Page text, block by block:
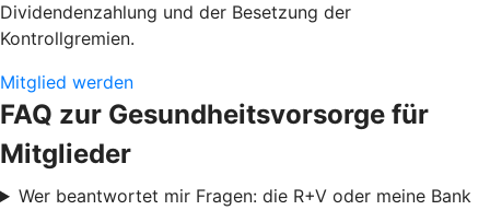
Dividendenzahlung und der Besetzung der
Kontrollgremien.
Mitglied werden
FAQ zur Gesundheitsvorsorge für
Mitglieder
Wer beantwortet mir Fragen: die R+V oder meine Bank